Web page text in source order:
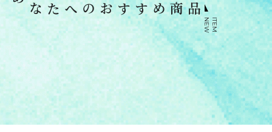
あなたへのおすすめ商品
N
E
W
I
T
E M